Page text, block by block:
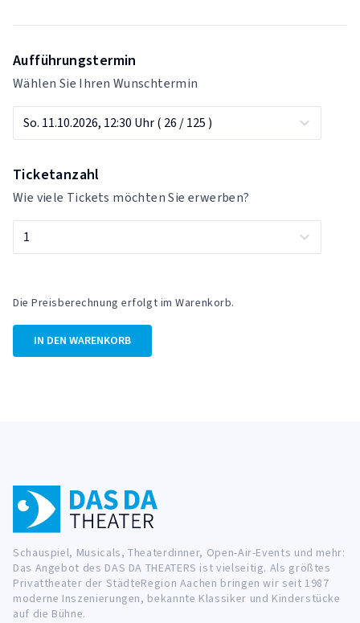
Aufführungstermin
Wählen Sie Ihren Wunschtermin
Ticketanzahl
Wie viele Tickets möchten Sie erwerben?
Die Preisberechnung erfolgt im Warenkorb.
IN DEN WARENKORB
Schauspiel, Musicals, Theaterdinner, Open-Air-Events und mehr:
Das Angebot des DAS DA THEATERS ist vielseitig. Als größtes
Privattheater der StädteRegion Aachen bringen wir seit 1987
moderne Inszenierungen, bekannte Klassiker und Kinderstücke
auf die Bühne.